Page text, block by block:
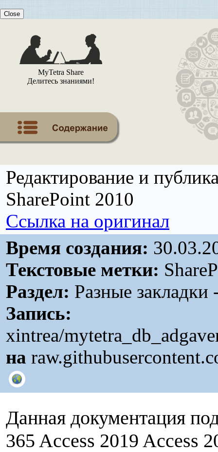
Close
MyTetra Share
Делитесь знаниями!
Редактирование и
SharePoint 2010
Ссылка на оригинал
Время создания:
Текстовые метки:
Раздел: Разные закладки
Запись:
xintrea/
на
Данная документация
365 Access 2019 Access